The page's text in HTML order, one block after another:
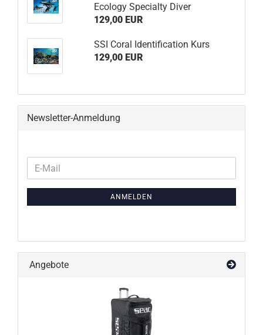
Ecology Specialty Diver
129,00 EUR
SSI Coral Identification Kurs
129,00 EUR
Newsletter-Anmeldung
WEITER
ZUR
NEWSLETTER-
E-
Mail
ANMELDEN
Angebote